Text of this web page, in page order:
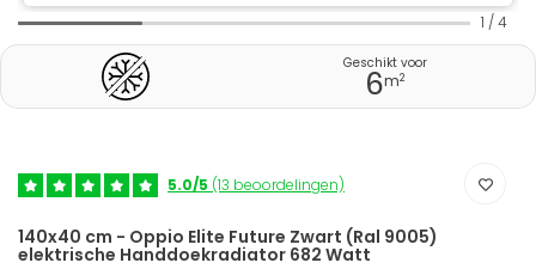
1 / 4
Geschikt voor
6m2
5.0/5 (13 beoordelingen)
140x40 cm - Oppio Elite Future Zwart (Ral 9005)
elektrische Handdoekradiator 682 Watt